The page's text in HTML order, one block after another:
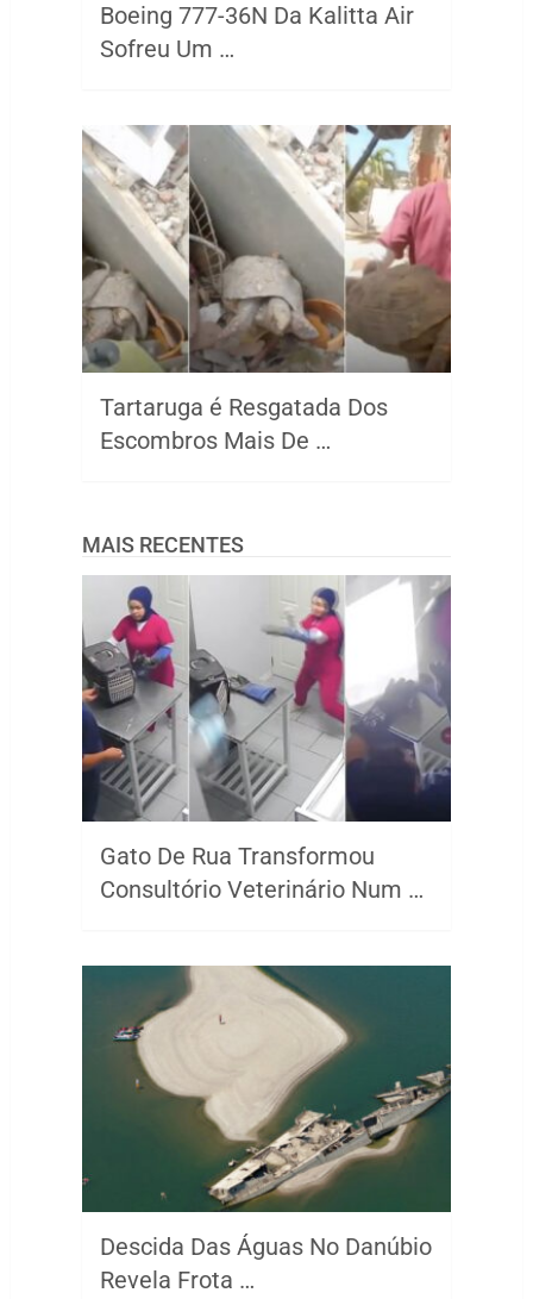
Boeing 777-36N Da Kalitta Air
Sofreu Um …
Tartaruga é Resgatada Dos
Escombros Mais De …
MAIS RECENTES
Gato De Rua Transformou
Consultório Veterinário Num …
Descida Das Águas No Danúbio
Revela Frota …